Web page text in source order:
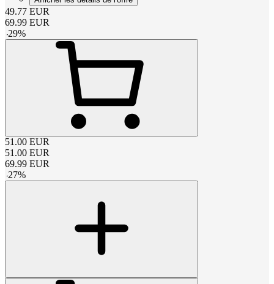
49.77 EUR
69.99 EUR
-29%
51.00 EUR
51.00 EUR
69.99 EUR
-27%